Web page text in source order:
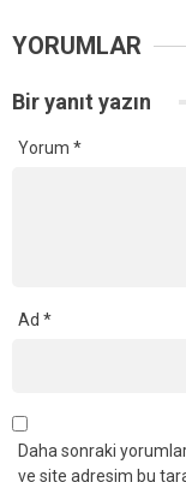
YORUMLAR
Bir yanıt yazın
Yorum *
Ad *
Daha sonraki
ve site adresim bu